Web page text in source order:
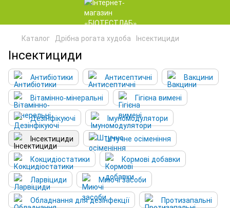
Каталог Дрібна рогата худоба Інсектициди
Інсектициди
Антибіотики Антисептичні
Вакцини
Вітамінно-мінеральні
Гігієна вимені
Дезінфікуючі
Імуномодулятори
Інсектициди
Штучне осіменіння
Кокцидіостатики
Кормові добавки
Ларвіциди
Миючі засоби
Обладнання для дезінфекції
Протизапальні